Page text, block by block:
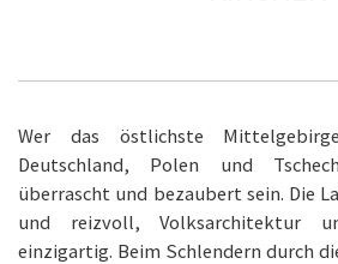
Wer das östlichste
Deutschland, Polen und
überrascht und bezaubert sein. Die
und reizvoll, Volksarchitektur
einzigartig. Beim Schlendern durch